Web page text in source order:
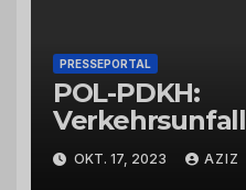
PRESSEPORTAL
POL-PDKH:
OKT. 17, 2023 AZIZ